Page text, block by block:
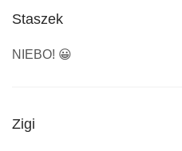
Staszek
NIEBO! 😀
Zigi